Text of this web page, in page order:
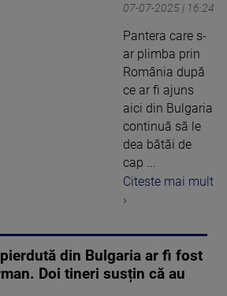
07-07-2025 | 16:24
Pantera care s-
ar plimba prin
România după
ce ar fi ajuns
aici din Bulgaria
continuă să le
dea bătăi de
cap ...
Citeste mai mult
›
pierdută din Bulgaria ar fi fost
Doi tineri susțin că au